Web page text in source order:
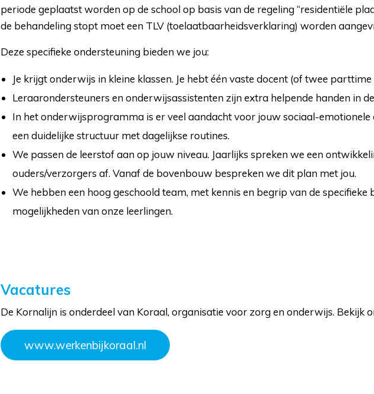
periode geplaatst worden op de school op basis van de regeling “residentiële
de behandeling stopt moet een TLV (toelaatbaarheidsverklaring) worden
Deze specifieke ondersteuning bieden we jou:
Je krijgt onderwijs in kleine klassen. Je hebt één vaste docent (of twee parttime
Leraarondersteuners en onderwijsassistenten zijn extra helpende handen in
In het onderwijsprogramma is er veel aandacht voor jouw sociaal-emotionele
een duidelijke structuur met dagelijkse routines.
We passen de leerstof aan op jouw niveau. Jaarlijks spreken we een
ouders/verzorgers af. Vanaf de bovenbouw bespreken we dit plan met jou.
We hebben een hoog geschoold team, met kennis en begrip van de specifieke
mogelijkheden van onze leerlingen.
Vacatures
De Kornalijn is onderdeel van Koraal, organisatie voor zorg en onderwijs. Bekijk
www.werkenbijkoraal.nl